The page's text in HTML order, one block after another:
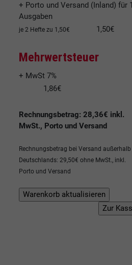
+ Porto und Versand (Inland) für 1
Ausgaben
je 2 Hefte zu 1,50€ 1,50€
Mehrwertsteuer
+ MwSt 7%
1,86€
Rechnungsbetrag: 28,36€ inkl.
MwSt., Porto und Versand
Rechnungsbetrag bei Versand außerhalb
Deutschlands: 29,50€ ohne MwSt., inkl.
Porto und Versand